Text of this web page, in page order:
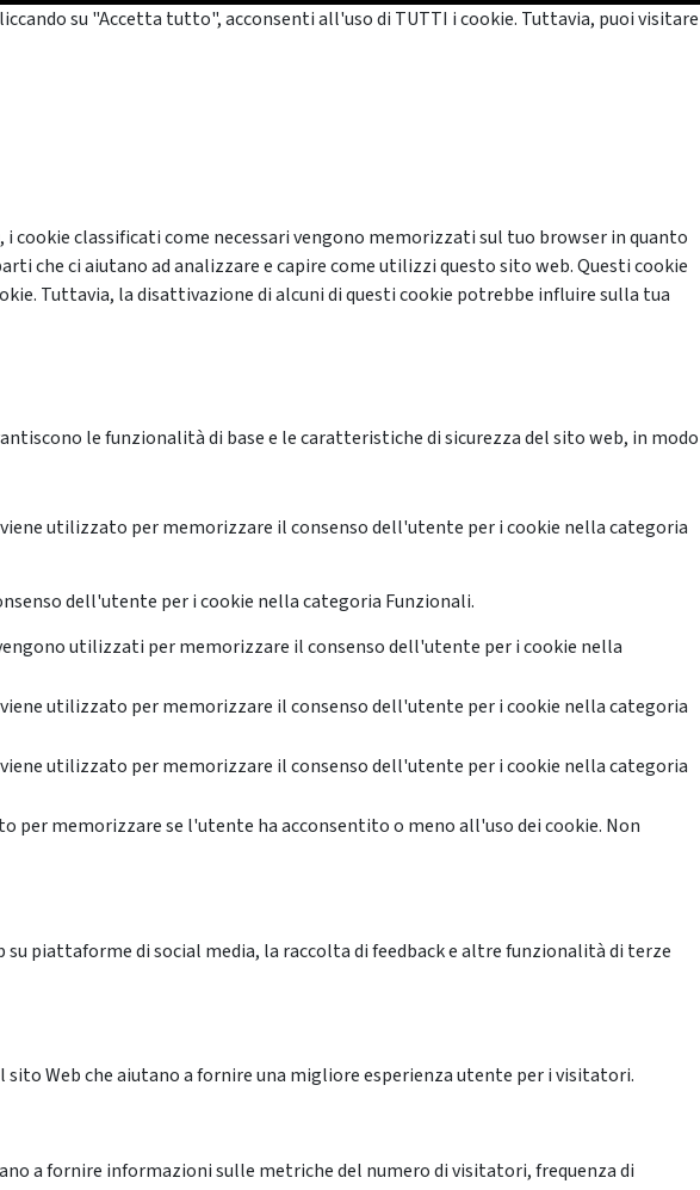
su "Accetta tutto", acconsenti all'uso di TUTTI i cookie. Tuttavia, puoi visitare
cookie classificati come necessari vengono memorizzati sul tuo browser in quanto
che ci aiutano ad analizzare e capire come utilizzi questo sito web. Questi cookie
Tuttavia, la disattivazione di alcuni di questi cookie potrebbe influire sulla tua
le funzionalità di base e le caratteristiche di sicurezza del sito web, in modo
utilizzato per memorizzare il consenso dell'utente per i cookie nella categoria
dell'utente per i cookie nella categoria Funzionali.
utilizzati per memorizzare il consenso dell'utente per i cookie nella
utilizzato per memorizzare il consenso dell'utente per i cookie nella categoria
utilizzato per memorizzare il consenso dell'utente per i cookie nella categoria
per memorizzare se l'utente ha acconsentito o meno all'uso dei cookie. Non
piattaforme di social media, la raccolta di feedback e altre funzionalità di terze
Web che aiutano a fornire una migliore esperienza utente per i visitatori.
a fornire informazioni sulle metriche del numero di visitatori, frequenza di